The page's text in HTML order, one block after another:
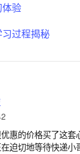
验
过程揭秘
惠的价格买了这套
迫切地等待快递小